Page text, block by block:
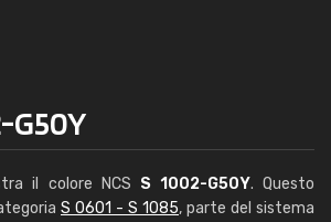
G50Y
il colore NCS S 1002-G50Y. Questo
S 0601 - S 1085, parte del sistema